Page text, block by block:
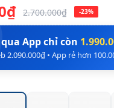
2.700.000₫ -23%
App chỉ còn
2.090.000₫ • App rẻ hơn